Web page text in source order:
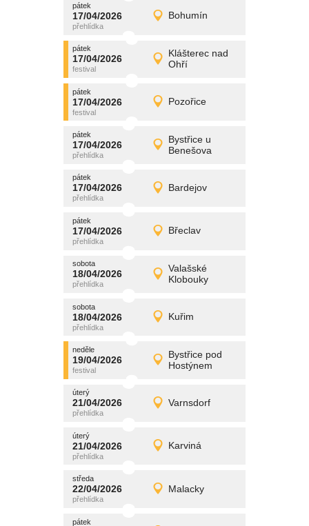
pátek
17/04/2026 Bohumín
pátek
17/04/2026 Detail
promítání
pátek
17/04/2026
Klášterec nad
Ohří
pátek
17/04/2026 Detail
promítání
pátek
17/04/2026 Pozořice
pátek
17/04/2026 Detail
promítání
pátek
17/04/2026
Bystřice u
Benešova
pátek
17/04/2026 Detail
promítání
pátek
17/04/2026 Bardejov
pátek
17/04/2026 Detail
promítání
pátek
17/04/2026 Břeclav
pátek
17/04/2026 Detail
promítání
sobota
18/04/2026
Valašské
Klobouky
sobota
18/04/2026 Detail
promítání
sobota
18/04/2026 Kuřim
sobota
18/04/2026 Detail
promítání
neděle
19/04/2026
Bystřice pod
Hostýnem
neděle
19/04/2026 Detail
promítání
úterý
21/04/2026 Varnsdorf
úterý
21/04/2026 Detail
promítání
úterý
21/04/2026 Karviná
úterý
21/04/2026 Detail
promítání
středa
22/04/2026 Malacky
středa
22/04/2026 Detail
promítání
pátek